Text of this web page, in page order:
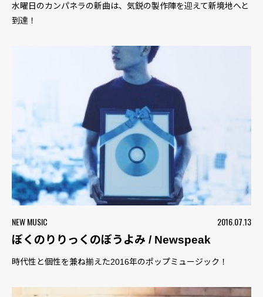
水曜日のカンパネラの新曲は、気鋭の製作陣を迎えて新境地へと
到達！
NEW MUSIC
2016.07.13
ぼくのりりっくのぼうよみ / Newspeak
時代性と個性を兼ね揃えた2016年のポップミュージック！